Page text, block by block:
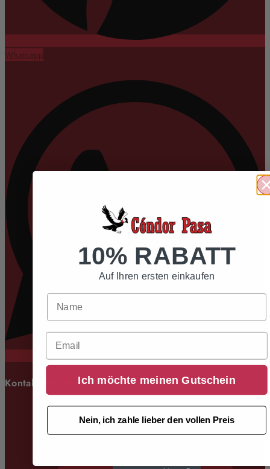
Whatsapp
Kontaktiere uns
10% RABATT
Auf Ihren ersten einkaufen
Email
Ich möchte meinen Gutschein
Nein, ich zahle lieber den vollen Preis